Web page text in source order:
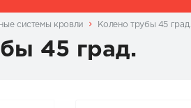
системы кровли Колено трубы 45 град.
45 град.